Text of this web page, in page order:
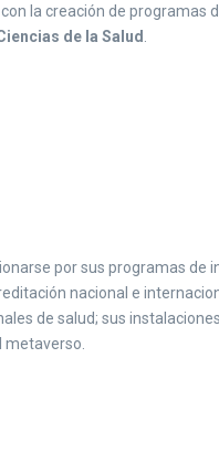
la creación de programas
de la Salud
por sus programas de
nacional e
de salud; sus